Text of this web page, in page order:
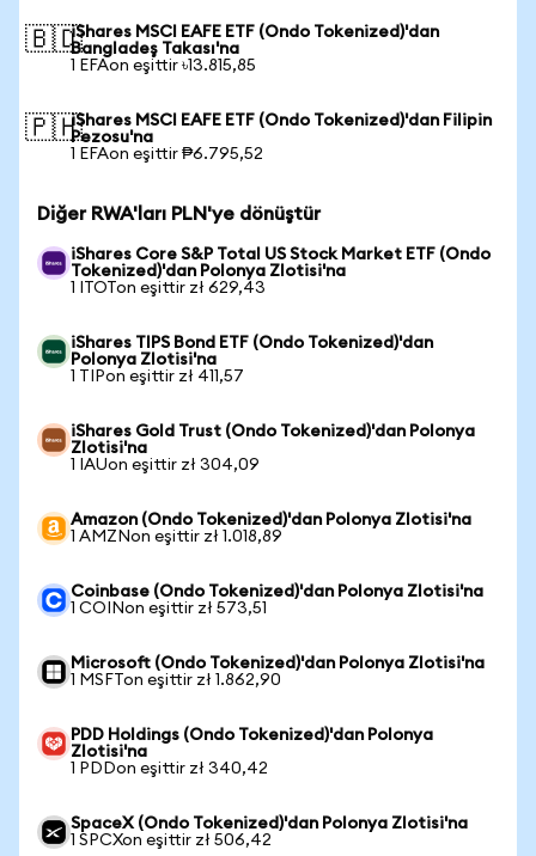
🇧🇩iShares MSCI EAFE ETF (Ondo Tokenized)'dan
Bangladeş Takası'na
1 EFAon eşittir ৳13.815,85
🇵🇭iShares MSCI EAFE ETF (Ondo Tokenized)'dan Filipin
Pezosu'na
1 EFAon eşittir ₱6.795,52
Diğer RWA'ları PLN'ye dönüştür
iShares Core S&P Total US Stock Market ETF (Ondo
Tokenized)'dan Polonya Zlotisi'na
1 ITOTon eşittir zł 629,43
iShares TIPS Bond ETF (Ondo Tokenized)'dan
Polonya Zlotisi'na
1 TIPon eşittir zł 411,57
iShares Gold Trust (Ondo Tokenized)'dan Polonya
Zlotisi'na
1 IAUon eşittir zł 304,09
Amazon (Ondo Tokenized)'dan Polonya Zlotisi'na
1 AMZNon eşittir zł 1.018,89
Coinbase (Ondo Tokenized)'dan Polonya Zlotisi'na
1 COINon eşittir zł 573,51
Microsoft (Ondo Tokenized)'dan Polonya Zlotisi'na
1 MSFTon eşittir zł 1.862,90
PDD Holdings (Ondo Tokenized)'dan Polonya
Zlotisi'na
1 PDDon eşittir zł 340,42
SpaceX (Ondo Tokenized)'dan Polonya Zlotisi'na
1 SPCXon eşittir zł 506,42